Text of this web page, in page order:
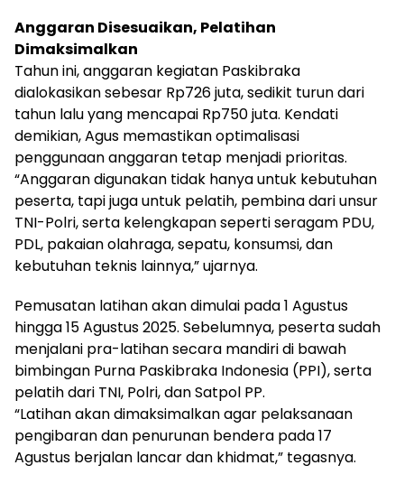
Anggaran Disesuaikan, Pelatihan
Dimaksimalkan
Tahun ini, anggaran kegiatan Paskibraka
dialokasikan sebesar Rp726 juta, sedikit turun dari
tahun lalu yang mencapai Rp750 juta. Kendati
demikian, Agus memastikan optimalisasi
penggunaan anggaran tetap menjadi prioritas.
“Anggaran digunakan tidak hanya untuk kebutuhan
peserta, tapi juga untuk pelatih, pembina dari unsur
TNI-Polri, serta kelengkapan seperti seragam PDU,
PDL, pakaian olahraga, sepatu, konsumsi, dan
kebutuhan teknis lainnya,” ujarnya.
Pemusatan latihan akan dimulai pada 1 Agustus
hingga 15 Agustus 2025. Sebelumnya, peserta sudah
menjalani pra-latihan secara mandiri di bawah
bimbingan Purna Paskibraka Indonesia (PPI), serta
pelatih dari TNI, Polri, dan Satpol PP.
“Latihan akan dimaksimalkan agar pelaksanaan
pengibaran dan penurunan bendera pada 17
Agustus berjalan lancar dan khidmat,” tegasnya.